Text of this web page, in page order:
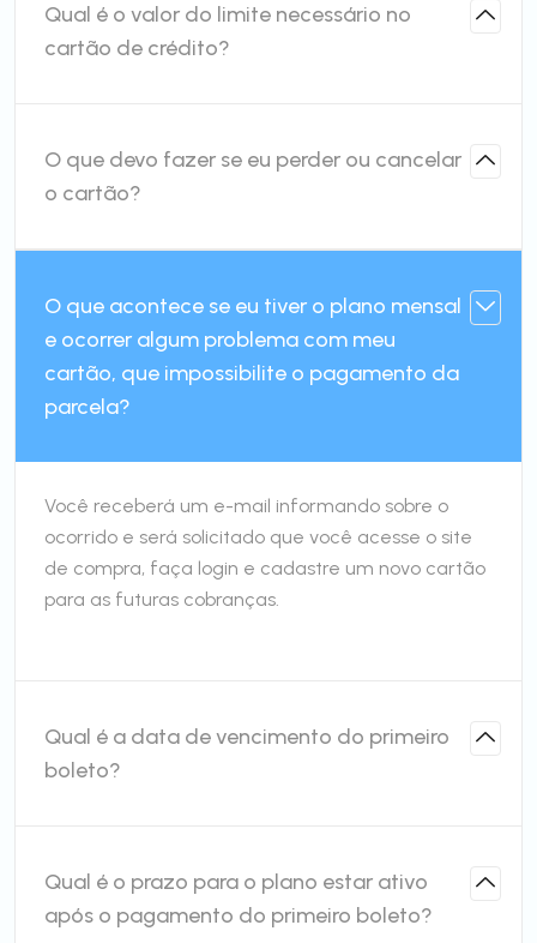
Qual é o valor do limite necessário no
cartão de crédito?
O que devo fazer se eu perder ou cancelar
o cartão?
O que acontece se eu tiver o plano mensal
e ocorrer algum problema com meu
cartão, que impossibilite o pagamento da
parcela?
Você receberá um e-mail informando sobre o
ocorrido e será solicitado que você acesse o site
de compra, faça login e cadastre um novo cartão
para as futuras cobranças.
Qual é a data de vencimento do primeiro
boleto?
Qual é o prazo para o plano estar ativo
após o pagamento do primeiro boleto?